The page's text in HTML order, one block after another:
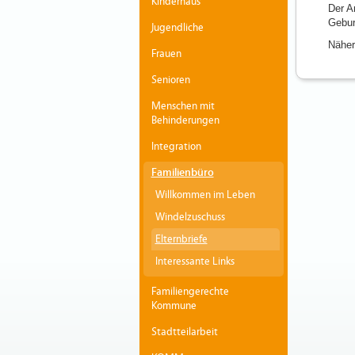
Jugendliche
Frauen
Senioren
Menschen mit
Behinderungen
Integration
Familienbüro
Willkommen im Leben
Windelzuschuss
Elternbriefe
Interessante Links
Familiengerechte
Kommune
Stadtteilarbeit
Der